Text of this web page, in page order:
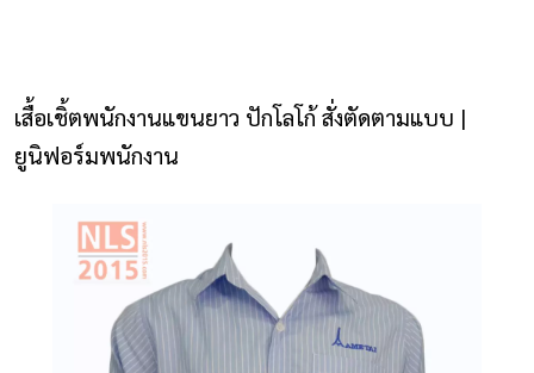
หน้าแรก
ติดต่อเรา
โปรแกรมออกแบบยูนิฟอร์ม
เสื้อเชิ้ตพนักงานแขนยาว ปักโลโก้ สั่งตัดตามแบบ |
ยูนิฟอร์มพนักงาน